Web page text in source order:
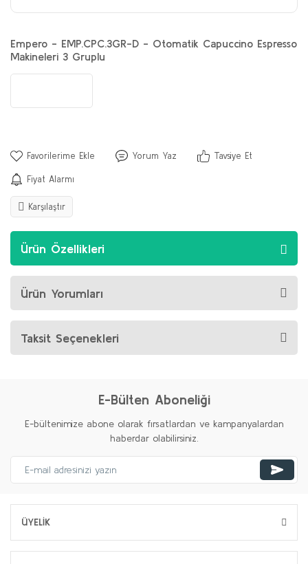
Empero - EMP.CPC.3GR-D - Otomatik Capuccino Espresso
Makineleri 3 Gruplu
Yorum Yaz Tavsiye Et
Fiyat Alarmı
Karşılaştır
Ürün Özellikleri
Ürün Yorumları
Taksit Seçenekleri
E-Bülten Aboneliği
E-bültenimize abone olarak fırsatlardan ve kampanyalardan
haberdar olabilirsiniz.
ÜYELİK